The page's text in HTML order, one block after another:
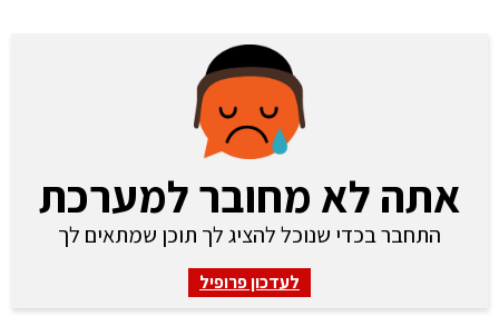
אתה לא מחובר למערכת
התחבר בכדי שנוכל להציג לך תוכן שמתאים לך
לעדכון פרופיל